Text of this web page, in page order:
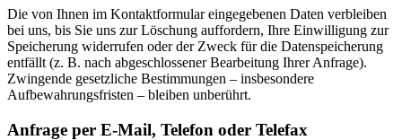
Die von Ihnen im Kontaktformular eingegebenen Daten verbleiben
bei uns, bis Sie uns zur Löschung auffordern, Ihre Einwilligung zur
Speicherung widerrufen oder der Zweck für die Datenspeicherung
entfällt (z. B. nach abgeschlossener Bearbeitung Ihrer Anfrage).
Zwingende gesetzliche Bestimmungen – insbesondere
Aufbewahrungsfristen – bleiben unberührt.
Anfrage per E-Mail, Telefon oder Telefax